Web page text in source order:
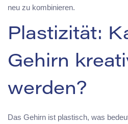
neu zu kombinieren.
Plastizität:
Gehirn
werden?
Das Gehirn ist plastisch, was